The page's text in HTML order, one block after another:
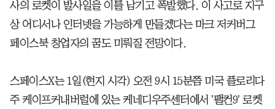
사의 로켓이 발사일을 이틀 남기고 폭발했다. 이 사고로 지구
상 어디서나 인터넷을 가능하게 만들겠다는 마크 저커버그
페이스북 창업자의 꿈도 미뤄질 전망이다.
스페이스X는 1일(현지 시각) 오전 9시 15분쯤 미국 플로리다
주 케이프커내버럴에 있는 케네디우주센터에서 '팰컨9' 로켓